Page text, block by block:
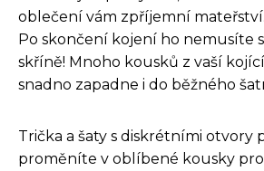
oblečení vám zpříjemní
Po skončení kojení ho nemusíte
skříně! Mnoho kousků z vaší
snadno zapadne i do běžného
Trička a šaty s diskrétními otvory
proměníte v oblíbené kousky